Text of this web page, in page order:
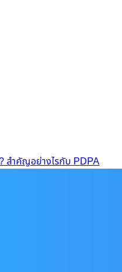
สำคัญอย่างไรกับ PDPA